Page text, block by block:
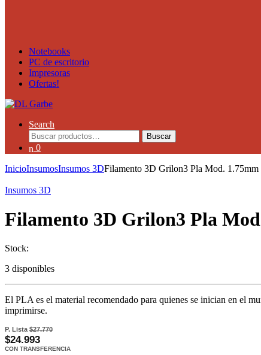
Notebooks
PC de escritorio
Impresoras
Ofertas!
Search
Buscar
0
InicioInsumosInsumos 3DFilamento 3D Grilon3 Pla Mod.
Insumos 3D
Filamento 3D Grilon3 Pla
Stock:
3 disponibles
El PLA es el material recomendado para quienes se inician en el
imprimirse.
P. Lista$27.770
$24.993
CON TRANSFERENCIA